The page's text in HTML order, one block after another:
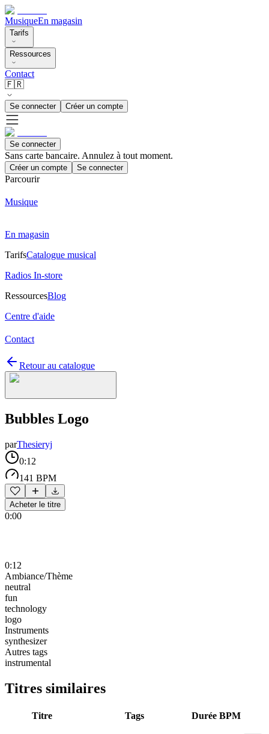
MusiqueEn magasin
Tarifs
Ressources
Contact
🇫🇷
Se connecter Créer un compte
Se connecter
Sans carte bancaire. Annulez à tout moment.
Créer un compte Se connecter
Parcourir
Musique
En magasin
TarifsCatalogue musical
Radios In-store
RessourcesBlog
Centre d'aide
Contact
Retour au catalogue
Bubbles Logo
parThesieryj
0:12
141 BPM
Acheter le titre
0:00
0:12
Ambiance/Thème
neutral
fun
technology
logo
Instruments
synthesizer
Autres tags
instrumental
Titres similaires
Titre Tags Durée BPM